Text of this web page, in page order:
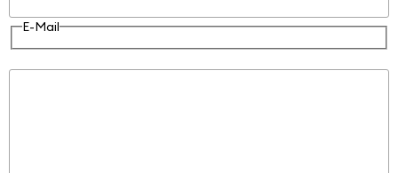
E-Mail